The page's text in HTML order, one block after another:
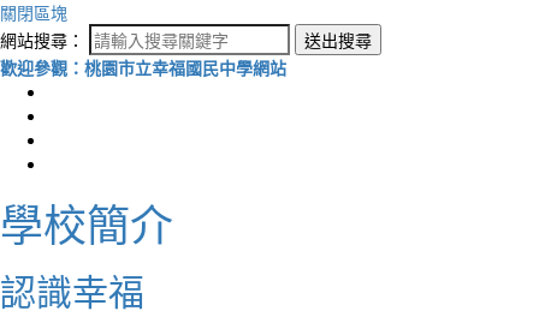
關閉區塊
網站搜尋：
送出搜尋
歡迎參觀：桃園市立幸福國民中學網站
學校簡介
認識幸福